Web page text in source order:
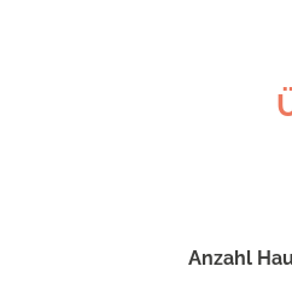
Anzahl